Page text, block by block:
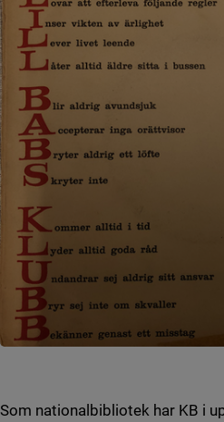
Som nationalbibliotek har KB i